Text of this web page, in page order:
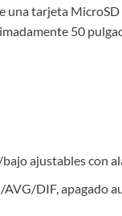
tarjeta MicroSD
50
ajustables con
DIF, apagado